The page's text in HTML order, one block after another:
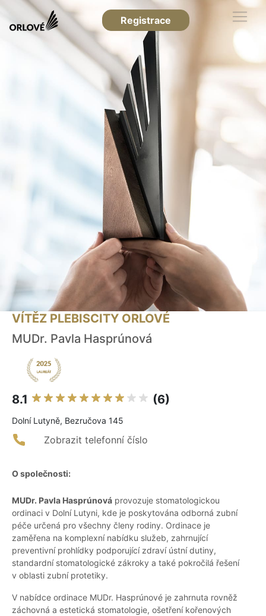
Registrace
VÍTĚZ PLEBISCITY ORLOVÉ
MUDr. Pavla Hasprúnová
8.1 (6)
Dolní Lutyně, Bezručova 145
Zobrazit telefonní číslo
O společnosti:
MUDr. Pavla Hasprúnová provozuje stomatologickou
ordinaci v Dolní Lutyni, kde je poskytována odborná zubní
péče určená pro všechny členy rodiny. Ordinace je
zaměřena na komplexní nabídku služeb, zahrnující
preventivní prohlídky podporující zdraví ústní dutiny,
standardní stomatologické zákroky a také pokročilá řešení
v oblasti zubní protetiky.
V nabídce ordinace MUDr. Hasprúnové je zahrnuta rovněž
záchovná a estetická stomatologie, ošetření kořenových